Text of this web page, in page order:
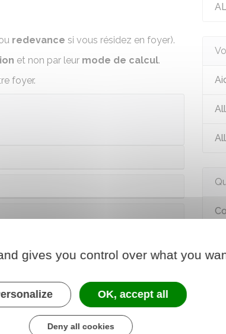
redevance si vous résidez en foyer).
et non par leur mode de calcul.
foyer.
gives you control over what you
OK, accept all
Deny all cookies